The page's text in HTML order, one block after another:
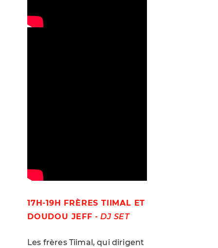
17H-19H FRÈRES TIIMAL ET
DOUDOU JEFF -DJ SET
Les frères Tiimal, qui dirigent